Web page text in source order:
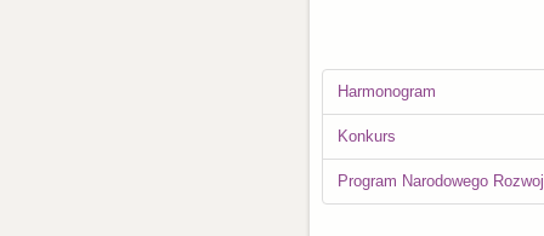
Harmonogram
Konkurs
Program Narodowego